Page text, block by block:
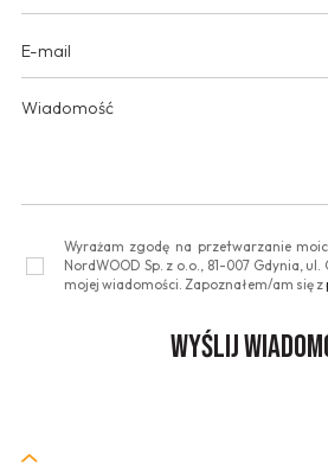
Wyrażam zgodę na przetwarzanie
NordWOOD Sp. z o.o., 81-007 Gdynia, ul.
mojej wiadomości. Zapoznałem/am się z